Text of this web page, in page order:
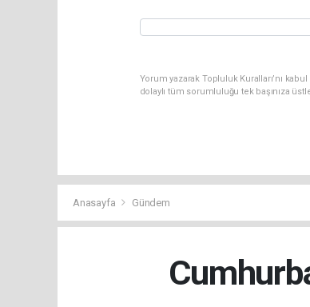
Yorum yazarak Topluluk Kuralları’nı
dolaylı tüm sorumluluğu tek başınıza
Anasayfa Gündem